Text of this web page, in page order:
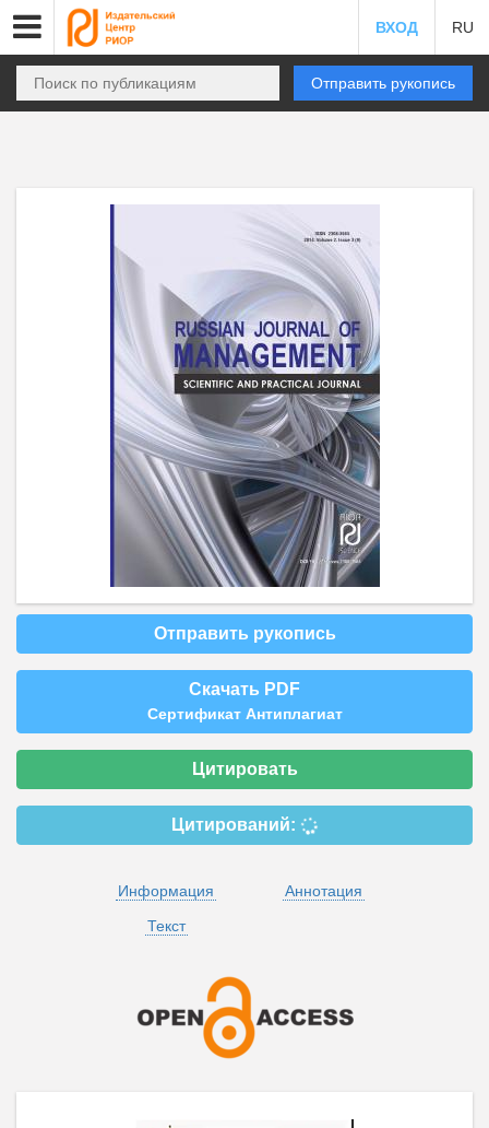
ВХОД RU
Отправить рукопись
Отправить рукопись
Скачать PDF
Сертификат Антиплагиат
Цитировать
Цитирований:
Информация
Аннотация
Текст